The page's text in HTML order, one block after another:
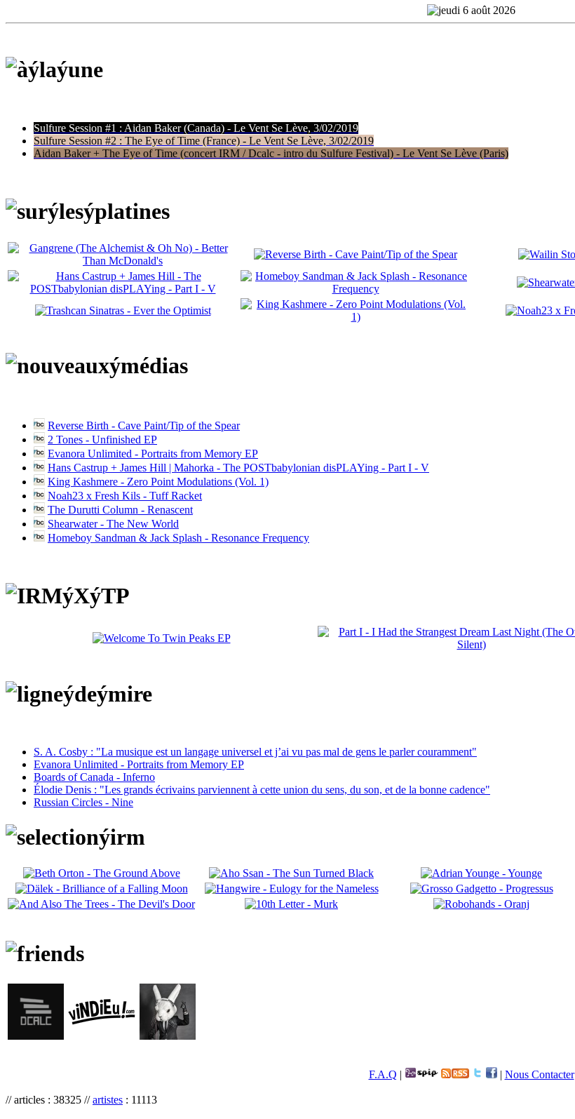
Sulfure Session #1 : Aidan Baker (Canada) - Le Vent Se Lève, 3/02/2019
Sulfure Session #2 : The Eye of Time (France) - Le Vent Se Lève, 3/02/2019
Aidan Baker + The Eye of Time (concert IRM / Dcalc - intro du Sulfure Festival) - Le Vent Se Lève (Paris)
Reverse Birth - Cave Paint/Tip of the Spear
2 Tones - Unfinished EP
Evanora Unlimited - Portraits from Memory EP
Hans Castrup + James Hill | Mahorka - The POSTbabylonian disPLAYing - Part I - V
King Kashmere - Zero Point Modulations (Vol. 1)
Noah23 x Fresh Kils - Tuff Racket
The Durutti Column - Renascent
Shearwater - The New World
Homeboy Sandman & Jack Splash - Resonance Frequency
S. A. Cosby : "La musique est un langage universel et j’ai vu pas mal de gens le parler couramment"
Evanora Unlimited - Portraits from Memory EP
Boards of Canada - Inferno
Élodie Denis : "Les grands écrivains parviennent à cette union du sens, du son, et de la bonne cadence"
Russian Circles - Nine
F.A.Q | | Nous Contacter
// articles : 38325 //artistes : 11113